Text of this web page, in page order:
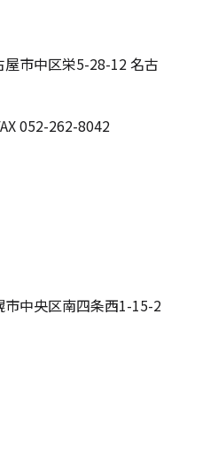
屋市中区栄5-28-12 名古
052-262-8042
市中央区南四条西1-15-2